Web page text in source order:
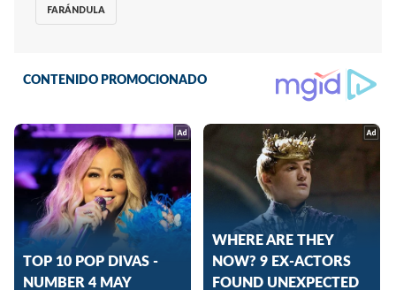
FARÁNDULA